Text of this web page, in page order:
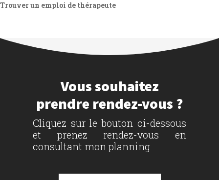
Trouver un emploi de thérapeute
Vous souhaitez
prendre rendez-vous ?
Cliquez sur le bouton ci-dessous
et prenez rendez-vous en
consultant mon planning